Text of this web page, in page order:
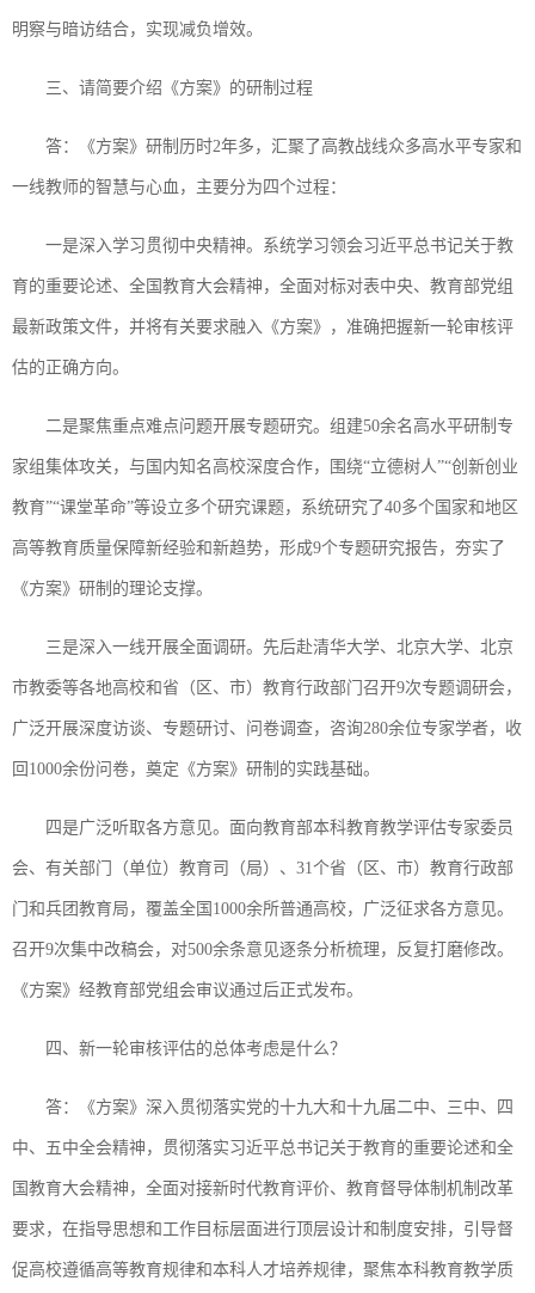
明察与暗访结合，实现减负增效。
三、请简要介绍《方案》的研制过程
答：《方案》研制历时2年多，汇聚了高教战线众多高水平专家和
一线教师的智慧与心血，主要分为四个过程：
一是深入学习贯彻中央精神。系统学习领会习近平总书记关于教
育的重要论述、全国教育大会精神，全面对标对表中央、教育部党组
最新政策文件，并将有关要求融入《方案》，准确把握新一轮审核评
估的正确方向。
二是聚焦重点难点问题开展专题研究。组建50余名高水平研制专
家组集体攻关，与国内知名高校深度合作，围绕“立德树人”“创新创业
教育”“课堂革命”等设立多个研究课题，系统研究了40多个国家和地区
高等教育质量保障新经验和新趋势，形成9个专题研究报告，夯实了
《方案》研制的理论支撑。
三是深入一线开展全面调研。先后赴清华大学、北京大学、北京
市教委等各地高校和省（区、市）教育行政部门召开9次专题调研会，
广泛开展深度访谈、专题研讨、问卷调查，咨询280余位专家学者，收
回1000余份问卷，奠定《方案》研制的实践基础。
四是广泛听取各方意见。面向教育部本科教育教学评估专家委员
会、有关部门（单位）教育司（局）、31个省（区、市）教育行政部
门和兵团教育局，覆盖全国1000余所普通高校，广泛征求各方意见。
召开9次集中改稿会，对500余条意见逐条分析梳理，反复打磨修改。
《方案》经教育部党组会审议通过后正式发布。
四、新一轮审核评估的总体考虑是什么？
答：《方案》深入贯彻落实党的十九大和十九届二中、三中、四
中、五中全会精神，贯彻落实习近平总书记关于教育的重要论述和全
国教育大会精神，全面对接新时代教育评价、教育督导体制机制改革
要求，在指导思想和工作目标层面进行顶层设计和制度安排，引导督
促高校遵循高等教育规律和本科人才培养规律，聚焦本科教育教学质